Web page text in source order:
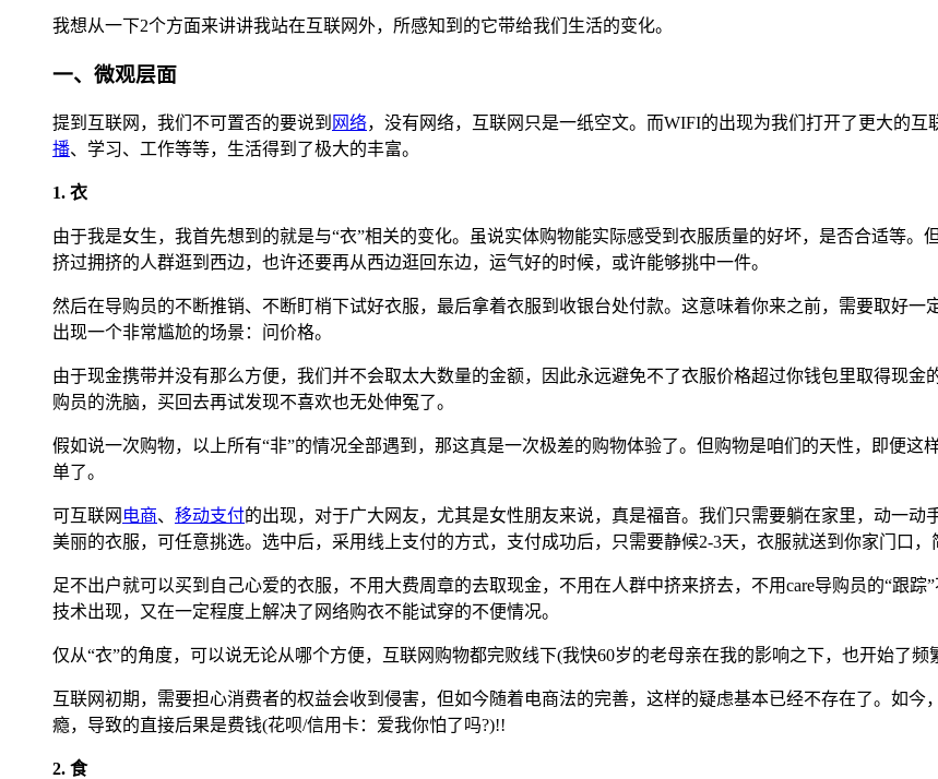
我想从一下2个方面来讲讲我站在互联网外，所感知到的它带给我们生活的变化。
一、微观层面
提到互联网，我们不可置否的要说到 网络，没有网络，互联网只是一纸空文。而WIFI的出现为我们打开了更大的
播、学习、工作等等，生活得到了极大的丰富。
1. 衣
由于我是女生，我首先想到的就是与“衣”相关的变化。虽说实体购物能实际感受到衣服质量的好坏，是否合适等
挤过拥挤的人群逛到西边，也许还要再从西边逛回东边，运气好的时候，或许能够挑中一件。
然后在导购员的不断推销、不断盯梢下试好衣服，最后拿着衣服到收银台处付款。这意味着你来之前，需要取好
出现一个非常尴尬的场景：问价格。
由于现金携带并没有那么方便，我们并不会取太大数量的金额，因此永远避免不了衣服价格超过你钱包里取得现
购员的洗脑，买回去再试发现不喜欢也无处伸冤了。
假如说一次购物，以上所有“非”的情况全部遇到，那这真是一次极差的购物体验了。但购物是咱们的天性，即便
单了。
可互联网 电商、 移动支付的出现，对于广大网友，尤其是女性朋友来说，真是福音。我们只需要躺在家里，动一动
美丽的衣服，可任意挑选。选中后，采用线上支付的方式，支付成功后，只需要静候2-3天，衣服就送到你家门口
足不出户就可以买到自己心爱的衣服，不用大费周章的去取现金，不用在人群中挤来挤去，不用care导购员的“跟
技术出现，又在一定程度上解决了网络购衣不能试穿的不便情况。
仅从“衣”的角度，可以说无论从哪个方便，互联网购物都完败线下(我快60岁的老母亲在我的影响之下，也开始了频
互联网初期，需要担心消费者的权益会收到侵害，但如今随着电商法的完善，这样的疑虑基本已经不存在了。如
瘾，导致的直接后果是费钱(花呗/信用卡：爱我你怕了吗?)!!
2. 食